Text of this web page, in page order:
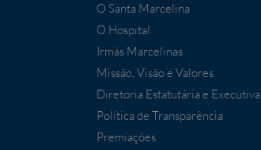
O Santa Marcelina
O Hospital
Irmãs Marcelinas
Missão, Visão e Valores
Diretoria Estatutária e Executiva
Política de Transparência
Premiações